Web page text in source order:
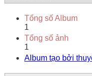
Tổng số Album
1
Tổng số ảnh
1
Album tạo bởi